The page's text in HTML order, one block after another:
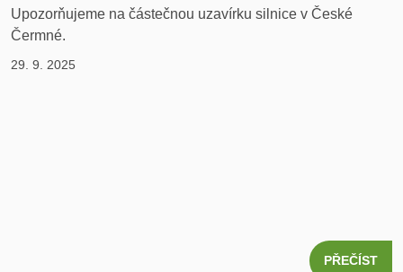
Upozorňujeme na částečnou uzavírku silnice v České
Čermné.
29. 9. 2025
PŘEČÍST